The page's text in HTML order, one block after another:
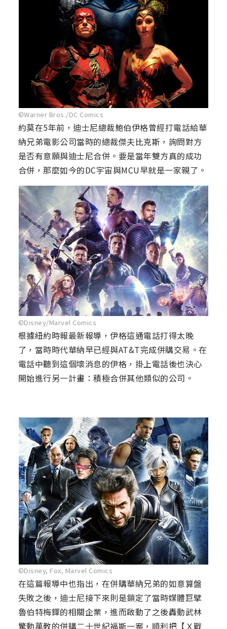
©Warner Bros./DC Comics
約莫在5年前，迪士尼總裁鮑伯伊格曾經打電話給華
納兄弟電影公司當時的總裁傑夫比克斯，詢問對方
是否有意願與迪士尼合併。要是當年雙方真的成功
合併，那麼如今的DC宇宙與MCU早就是一家親了。
©Disney/Marvel Comics
根據紐約時報最新報導，伊格這通電話打得太晚
了，當時時代華納早已經與AT&T完成併購交易。在
電話中聽到這個壞消息的伊格，掛上電話後也決心
開始進行另一計畫：積極合併其他類似的公司。
©Disney, Fox, Marvel Comics
在這篇報導中也指出，在併購華納兄弟的如意算盤
失敗之後，迪士尼接下來則是鎖定了當時媒體巨擘
魯伯特梅鐸的相關企業，進而啟動了之後轟動武林
驚動萬教的併購二十世紀福斯一案，順利把【Ｘ戰